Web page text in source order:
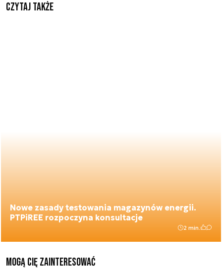
Czytaj także
Nowe zasady testowania magazynów energii.
PTPiREE rozpoczyna konsultacje
2 min.
Mogą Cię zainteresować